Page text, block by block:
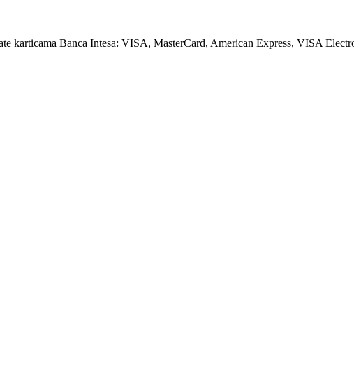
karticama Banca Intesa: VISA, MasterCard, American Express, VISA